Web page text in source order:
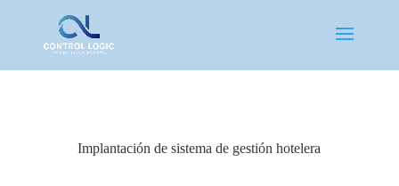
Implantación de sistema de gestión hotelera